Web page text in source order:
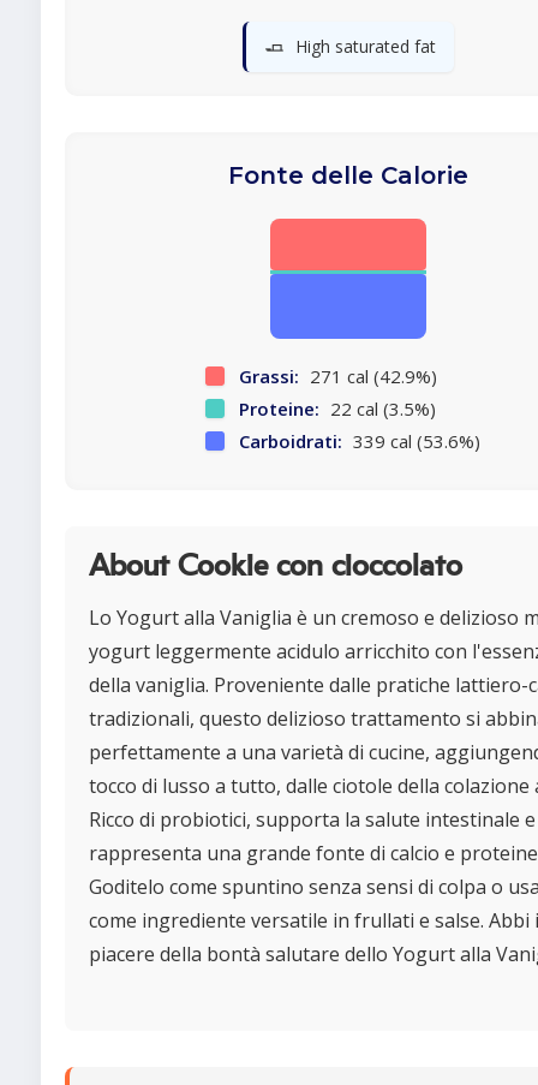
🧈 High saturated fat
Fonte delle Calorie
Grassi: 271 cal (42.9%)
Proteine: 22 cal (3.5%)
Carboidrati: 339 cal (53.6%)
About Cookie con cioccolato
Lo Yogurt alla Vaniglia è un cremoso e delizioso
yogurt leggermente acidulo arricchito con
della vaniglia. Proveniente dalle pratiche lattiero-
tradizionali, questo delizioso trattamento si
perfettamente a una varietà di cucine,
tocco di lusso a tutto, dalle ciotole della colazione
Ricco di probiotici, supporta la salute intestinale e
rappresenta una grande fonte di calcio e
Goditelo come spuntino senza sensi di colpa o
come ingrediente versatile in frullati e salse. Abbi
piacere della bontà salutare dello Yogurt alla